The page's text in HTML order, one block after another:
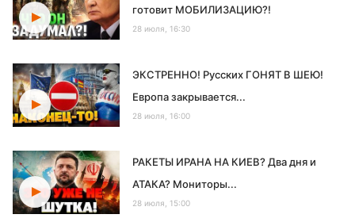
готовит МОБИЛИЗАЦИЮ?!
28 июля, 16:30
ЭКСТРЕННО! Русских ГОНЯТ В ШЕЮ!
Европа закрывается...
28 июля, 16:00
РАКЕТЫ ИРАНА НА КИЕВ? Два дня и
АТАКА? Мониторы...
28 июля, 15:00